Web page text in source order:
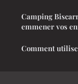
Camping
emmener vos
Comment